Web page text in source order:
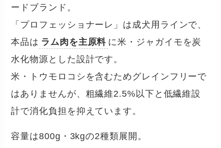
ードブランド。
「プロフェッショナーレ」は成犬用ラインで、
本品は ラム肉を主原料 に米・ジャガイモを炭
水化物源とした設計です。
米・トウモロコシを含むためグレインフリーで
はありませんが、粗繊維2.5%以下と低繊維設
計で消化負担を抑えています。
容量は800g・3kgの2種類展開。